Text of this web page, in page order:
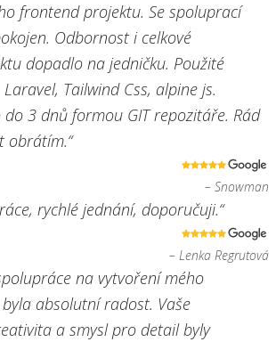
frontend projektu. Se spoluprací
Odbornost i celkové
dopadlo na jedničku. Použité
Tailwind Css, alpine js.
3 dnů formou GIT repozitáře. Rád
obrátím.“
– Snowman
rychlé jednání, doporučuji.“
– Lenka Regrutová
na vytvoření mého
absolutní radost. Vaše
a smysl pro detail byly